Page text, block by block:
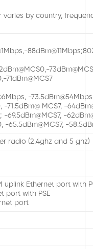
varies by country,
71dBm@MCS7
-
-71.5dBm@ MCS7, -
-69.5dBm@MCS7, -
-65.5dBm@MCS7, -
radio (2.4ghz and 5 ghz)
uplink Ethernet port with
port with PSE
port